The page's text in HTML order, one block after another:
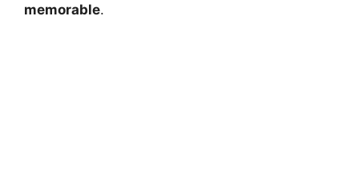
memorable.